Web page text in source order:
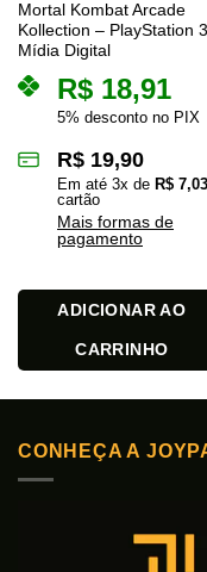
Mortal Kombat Arcade
Kollection – PlayStation
Mídia Digital
R$ 18,91
5% desconto no PIX
R$ 19,90
Em até 3x de R$ 7,03
cartão
Mais formas de
pagamento
ADICIONAR AO
CARRINHO
CONHEÇA A